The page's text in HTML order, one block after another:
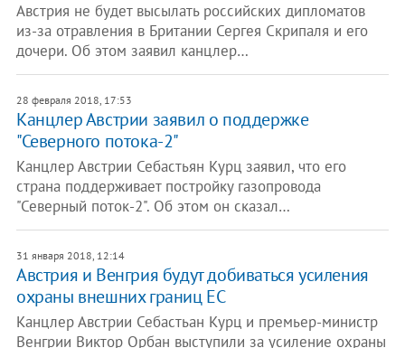
Австрия не будет высылать российских дипломатов
из-за отравления в Британии Сергея Скрипаля и его
дочери. Об этом заявил канцлер…
28 февраля 2018, 17:53
Канцлер Австрии заявил о поддержке
"Северного потока-2"
Канцлер Австрии Себастьян Курц заявил, что его
страна поддерживает постройку газопровода
"Северный поток-2". Об этом он сказал…
31 января 2018, 12:14
Австрия и Венгрия будут добиваться усиления
охраны внешних границ ЕС
Канцлер Австрии Себастьан Курц и премьер-министр
Венгрии Виктор Орбан выступили за усиление охраны